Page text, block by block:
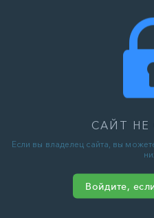
САЙТ НЕ
Если вы владелец сайта, вы
Войдите,